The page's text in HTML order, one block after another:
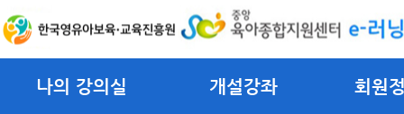
나의 강의실 개설강좌 회원